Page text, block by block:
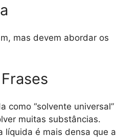
mas devem abordar os
como “solvente universal”
muitas substâncias.
líquida é mais densa que a